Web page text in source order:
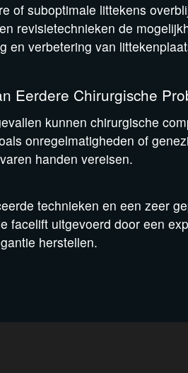
of suboptimale littekens
revisietechnieken de
en verbetering van
Eerdere Chirurgische
kunnen chirurgische
onregelmatigheden of
handen vereisen.
technieken en een zeer
facelift uitgevoerd door een
herstellen.